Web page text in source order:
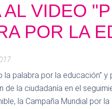
AL VIDEO
POR LA
.
la palabra por la educación”
de la ciudadanía en el
la Campaña Mundial por